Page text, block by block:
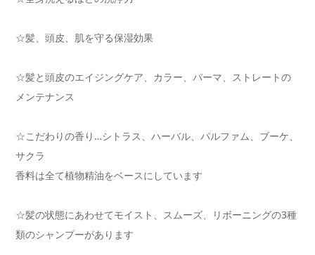
☆髪、頭皮、肌を守る保湿効果
☆髪と頭皮のエイジングケア、カラー、パーマ、ストレートの
メンテナンス
☆こだわりの香り…シトラス、ハーバル、パルファム、ブーケ、
サクラ
香料は全て植物精油をベースにしています
☆髪の状態にあわせてモイスト、スムーズ、リボーニングの3種
類のシャンプーがあります